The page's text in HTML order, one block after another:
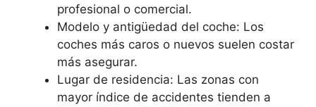
profesional o comercial.
Modelo y antigüedad del coche: Los
coches más caros o nuevos suelen costar
más asegurar.
Lugar de residencia: Las zonas con
mayor índice de accidentes tienden a